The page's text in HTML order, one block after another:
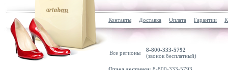
Контакты Доставка Оплата Гарантии
Все регионы
8-800-333-5792
(звонок бесплатный)